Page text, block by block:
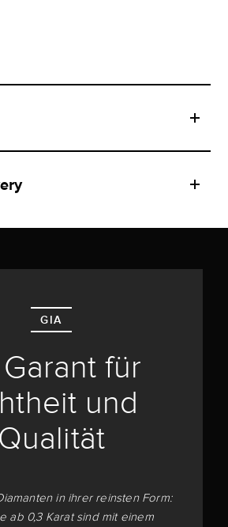
GIA
für
und
Qualität
in ihrer reinsten Form:
ab 0,3 Karat sind mit einem